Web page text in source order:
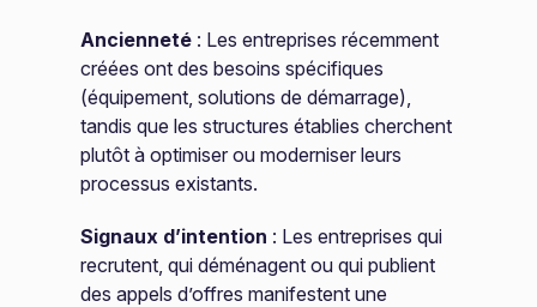
Ancienneté : Les entreprises récemment
créées ont des besoins spécifiques
(équipement, solutions de démarrage),
tandis que les structures établies cherchent
plutôt à optimiser ou moderniser leurs
processus existants.
Signaux d’intention : Les entreprises qui
recrutent, qui déménagent ou qui publient
des appels d’offres manifestent une